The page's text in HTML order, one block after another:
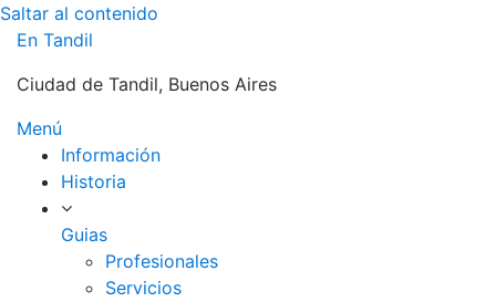
Saltar al contenido
En Tandil
Ciudad de Tandil, Buenos Aires
Menú
Información
Historia
Guias
Profesionales
Servicios